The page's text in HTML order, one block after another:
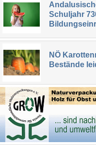
Schuljahr
NÖ
Bestände